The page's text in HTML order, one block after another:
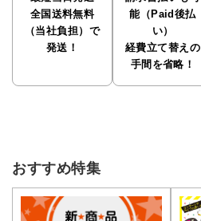
全国送料無料
（当社負担）で
発送！
能（Paid後払
い）
経費立て替えの
手間を省略！
おすすめ特集